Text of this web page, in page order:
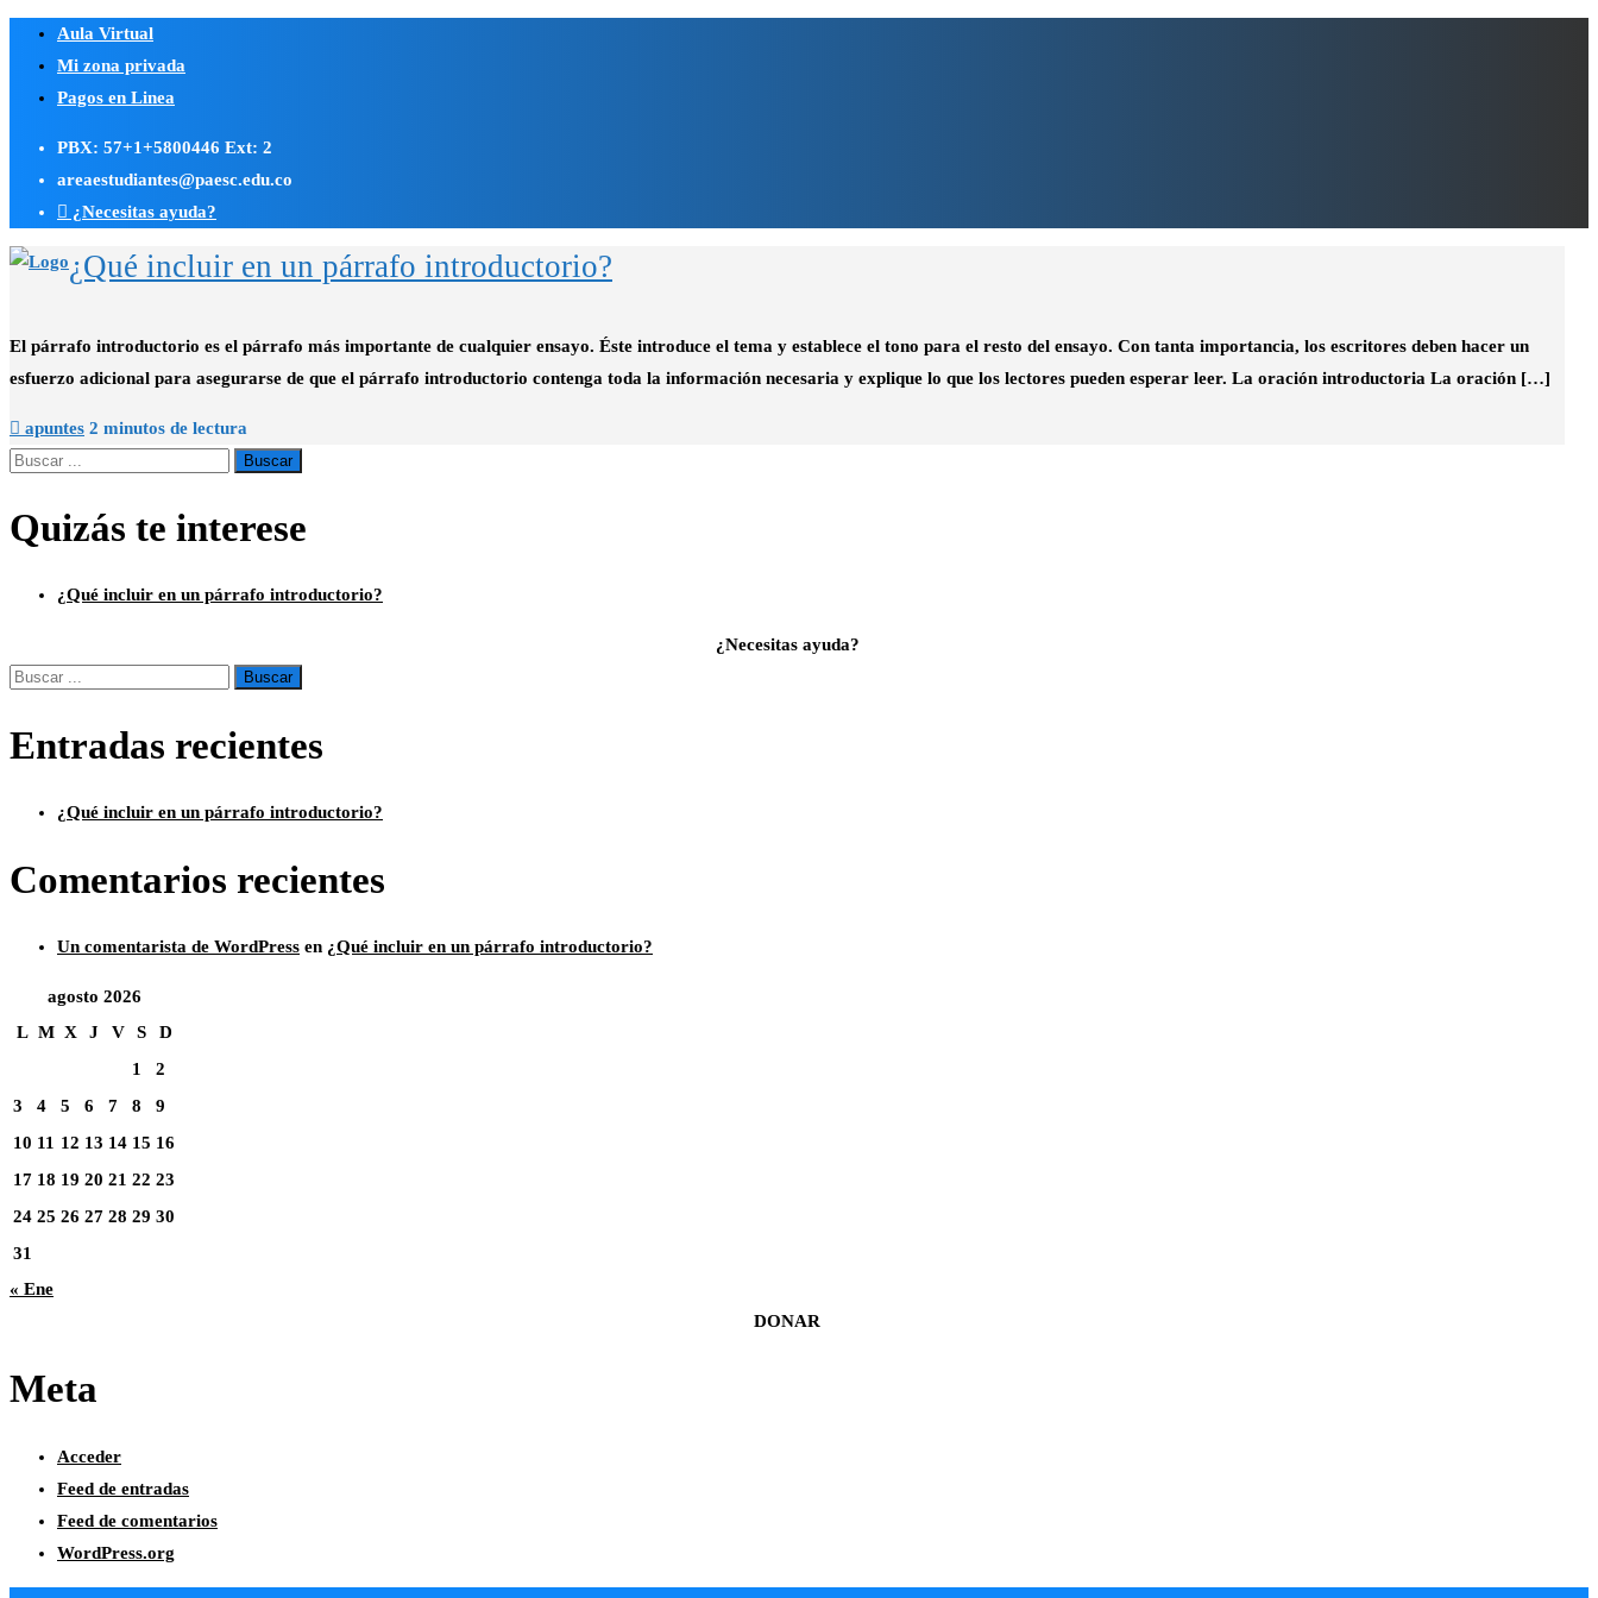
Saltar
contenido
Aula Virtual
Mi zona privada
Pagos en Linea
PBX: 57+1+5800446 Ext: 2
areaestudiantes@paesc.edu.co
¿Necesitas ayuda?
¿Qué incluir en un párrafo introductorio?
El párrafo introductorio es el párrafo más importante de cualquier ensayo. Éste introduce el tema y establece el tono para el resto del ensayo. Con tanta importancia, los escritores deben hacer un
esfuerzo adicional para asegurarse de que el párrafo introductorio contenga toda la información necesaria y explique lo que los lectores pueden esperar leer. La oración introductoria La oración […]
apuntes 2 minutos de lectura
Quizás te interese
¿Qué incluir en un párrafo introductorio?
¿Necesitas ayuda?
Entradas recientes
¿Qué incluir en un párrafo introductorio?
Comentarios recientes
Un comentarista de WordPress en ¿Qué incluir en un párrafo introductorio?
agosto 2026
L M X J V S
D
1
2
3
4 5 6 7 8
9
10 11 12 13 14 15 16
17 18 19 20 21 22 23
24 25 26 27 28 29 30
31
« Ene
DONAR
Meta
Acceder
Feed de entradas
Feed de comentarios
WordPress.org